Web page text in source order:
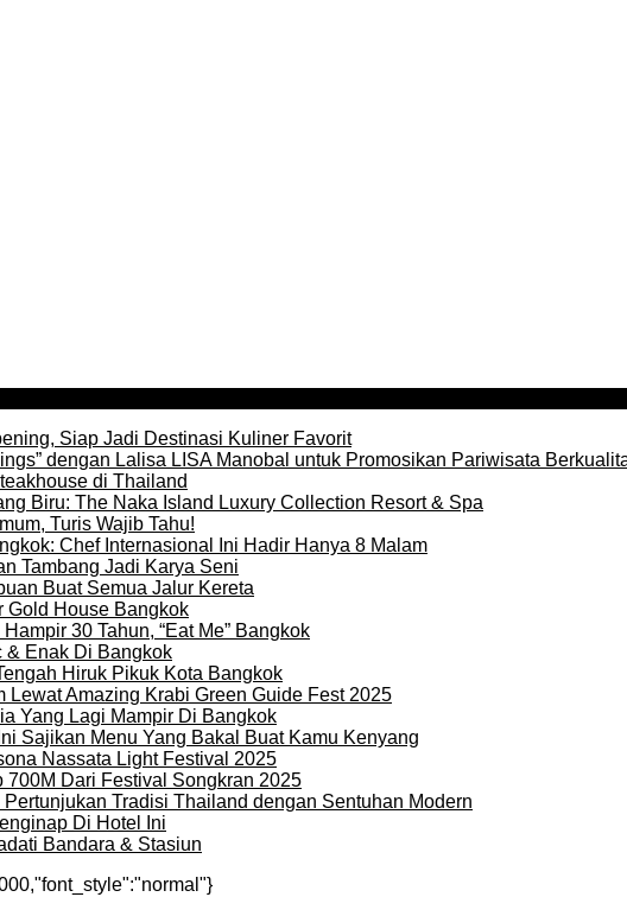
Siap Jadi Destinasi Kuliner Favorit
dengan Lalisa LISA Manobal untuk Promosikan Pariwisata
di Thailand
Biru: The Naka Island Luxury Collection Resort & Spa
Turis Wajib Tahu!
Chef Internasional Ini Hadir Hanya 8 Malam
Tambang Jadi Karya Seni
Buat Semua Jalur Kereta
Gold House Bangkok
30 Tahun, “Eat Me” Bangkok
& Enak Di Bangkok
Hiruk Pikuk Kota Bangkok
Amazing Krabi Green Guide Fest 2025
Yang Lagi Mampir Di Bangkok
Sajikan Menu Yang Bakal Buat Kamu Kenyang
Nassata Light Festival 2025
Dari Festival Songkran 2025
Tradisi Thailand dengan Sentuhan Modern
Di Hotel Ini
Bandara & Stasiun